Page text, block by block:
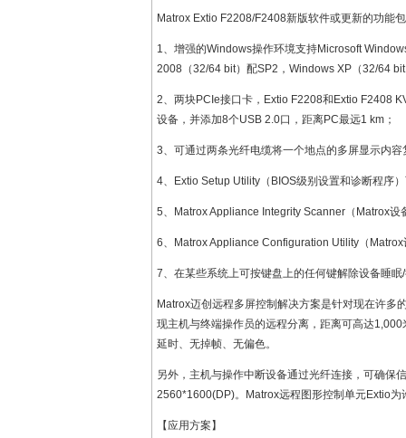
Matrox Extio F2208/F2408新版软件或更新的功能
1、增强的Windows操作环境支持Microsoft
2008（32/64 bit）配SP2，Windows XP（32/64
2、两块PCIe接口卡，Extio F2208和Extio F2408
设备，并添加8个USB 2.0口，距离PC最远1 km；
3、可通过两条光纤电缆将一个地点的多屏显示内
4、Extio Setup Utility（BIOS级别设置和诊断程序
5、Matrox Appliance Integrity Scanner（Matrox
6、Matrox Appliance Configuration Utility（
7、在某些系统上可按键盘上的任何键解除设备睡眠
Matrox迈创远程多屏控制解决方案是针对现在许多
现主机与终端操作员的远程分离，距离可高达
延时、无掉帧、无偏色。
另外，主机与操作中断设备通过光纤连接，可确保
2560*1600(DP)。Matrox远程图形控制单元Extio
【应用方案】